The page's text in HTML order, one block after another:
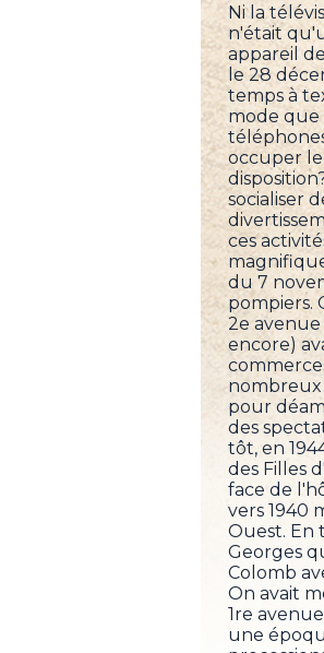
Ni la
n'était
appareil
le 28
temps à
mode que
occuper
socialiser
ces
du 7
pompiers.
2e avenue
encore)
nombreux
pour
des
tôt, en
des Filles
face de
vers 1940
Ouest. En
Georges
Colomb
On avait
1re
une